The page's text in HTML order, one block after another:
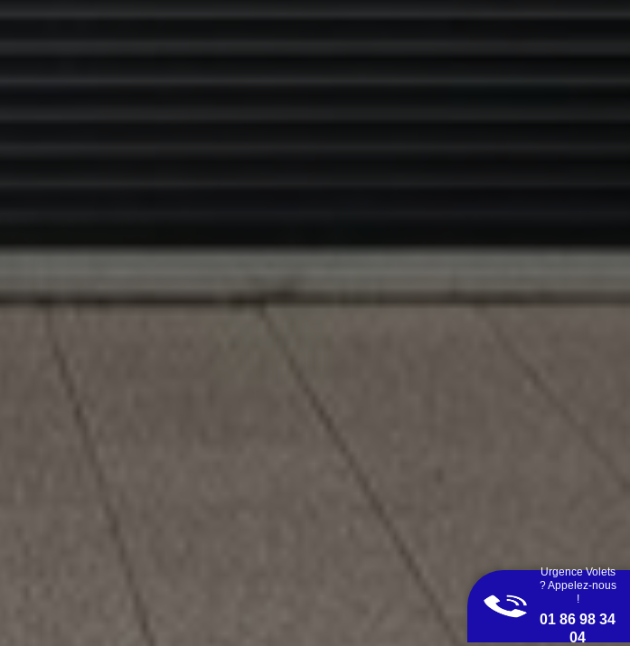
Urgence Volets
? Appelez-nous
!
01 86 98 34
04